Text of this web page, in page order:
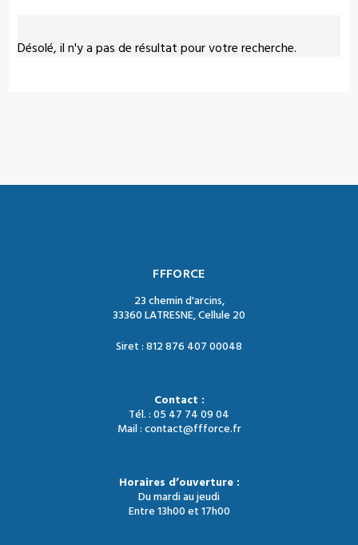
Désolé, il n'y a pas de résultat pour votre recherche.
FFFORCE
23 chemin d'arcins,
33360 LATRESNE, Cellule 20
Siret : 812 876 407 00048
Contact :
Tél. : 05 47 74 09 04
Mail : contact@ffforce.fr
Horaires d’ouverture :
Du mardi au jeudi
Entre 13h00 et 17h00